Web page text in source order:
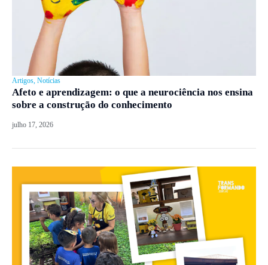
Artigos, Notícias
Afeto e aprendizagem: o que a neurociência nos ensina
sobre a construção do conhecimento
julho 17, 2026